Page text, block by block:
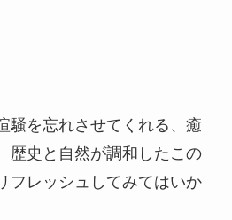
騒を忘れさせてくれる、癒
歴史と自然が調和したこの
フレッシュしてみてはいか